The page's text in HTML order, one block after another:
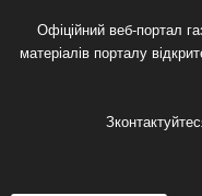
Офіційний веб-портал
матеріалів порталу